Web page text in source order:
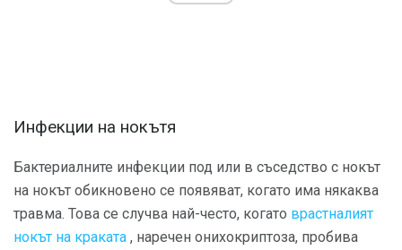
Инфекции на нокътя
Бактериалните инфекции под или в съседство с нокът
на нокът обикновено се появяват, когато има някаква
травма. Това се случва най-често, когато врастналият
нокът на краката , наречен онихокриптоза, пробива